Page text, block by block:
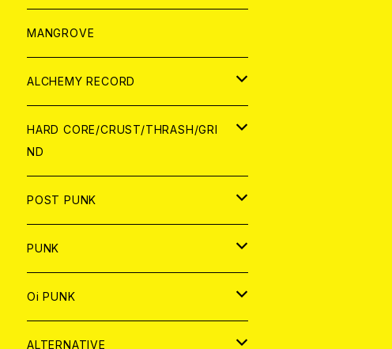
WORLD
アパレル
PATCH
アナログ
DIGITAL CONTENTS
MANGROVE
ALCHEMY RECORD
CD
ANALOG
HARD CORE/CRUST/THRASH/GRI
ND
JAPAN
CD
ANALOG
WORLD
CD
ANALOG
POST PUNK
CD
JAPAN
WORLD
ANALOG
JAPAN
PUNK
JAPAN
CD
WORLD
Oi PUNK
JAPAN
ALTERNATIVE